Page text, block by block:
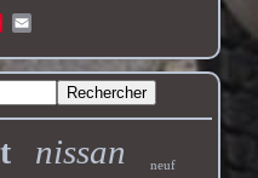
nissan neuf